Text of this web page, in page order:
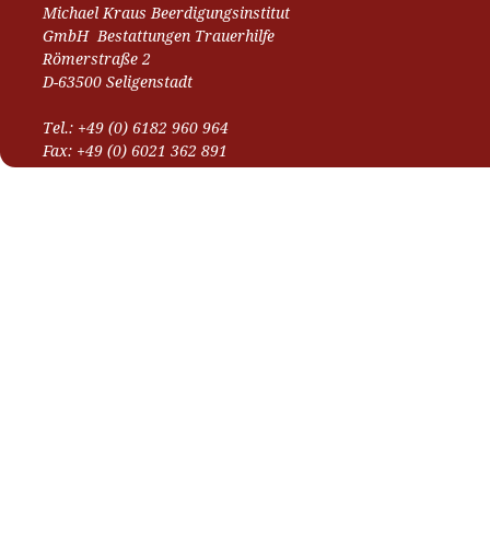
Michael Kraus Beerdigungsinstitut
GmbH Bestattungen Trauerhilfe
Römerstraße 2
D-63500 Seligenstadt
Tel.: +49 (0) 6182 960 964
Fax: +49 (0) 6021 362 891